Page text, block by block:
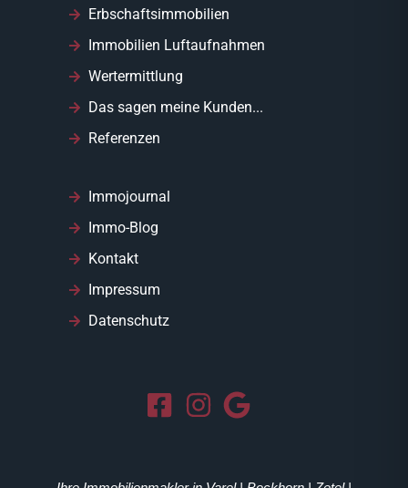
Erbschaftsimmobilien
Immobilien Luftaufnahmen
Wertermittlung
Das sagen meine Kunden...
Referenzen
Immojournal
Immo-Blog
Kontakt
Impressum
Datenschutz